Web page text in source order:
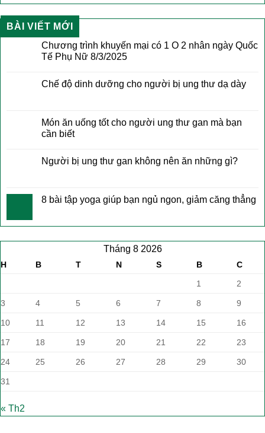
BÀI VIẾT MỚI
Chương trình khuyến mại có 1 O 2 nhân ngày Quốc
Tế Phụ Nữ 8/3/2025
Chế độ dinh dưỡng cho người bị ung thư dạ dày
Món ăn uống tốt cho người ung thư gan mà bạn
cần biết
Người bị ung thư gan không nên ăn những gì?
8 bài tập yoga giúp bạn ngủ ngon, giảm căng thẳng
Tháng 8 2026
H B T N S B
C
1
2
3 4 5 6 7 8 9
10 11 12 13 14 15 16
17 18 19 20 21 22 23
24 25 26 27 28 29 30
31
« Th2